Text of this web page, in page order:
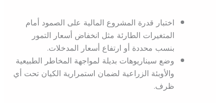
اختبار قدرة المشروع المالية على الصمود أمام
المتغيرات الطارئة مثل انخفاض أسعار التمور
بنسب محددة أو ارتفاع أسعار المدخلات.
وضع سيناريوهات بديلة لمواجهة المخاطر الطبيعية
والأوبئة الزراعية لضمان استمرارية الكيان تحت أي
ظرف.